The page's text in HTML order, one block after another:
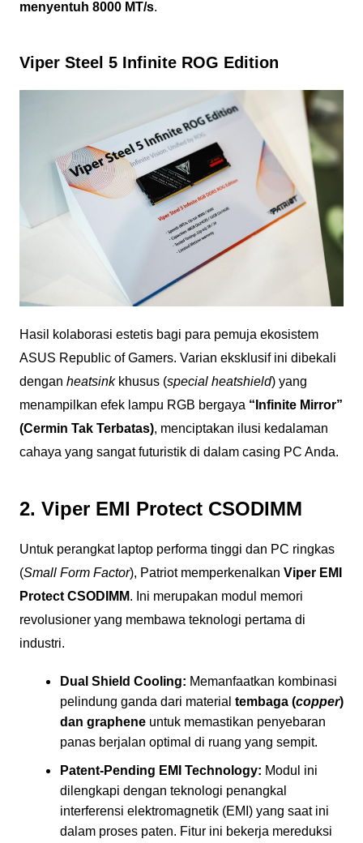
menyentuh 8000 MT/s.
Viper Steel 5 Infinite ROG Edition
Hasil kolaborasi estetis bagi para pemuja ekosistem
ASUS Republic of Gamers. Varian eksklusif ini dibekali
dengan heatsinkkhusus (special heatshield) yang
menampilkan efek lampu RGB bergaya “Infinite Mirror”
(Cermin Tak Terbatas), menciptakan ilusi kedalaman
cahaya yang sangat futuristik di dalam casing PC Anda.
2. Viper EMI Protect CSODIMM
Untuk perangkat laptop performa tinggi dan PC ringkas
(Small Form Factor), Patriot memperkenalkan Viper EMI
Protect CSODIMM. Ini merupakan modul memori
revolusioner yang membawa teknologi pertama di
industri.
Dual Shield Cooling: Memanfaatkan kombinasi
pelindung ganda dari material tembaga (copper)
dan grapheneuntuk memastikan penyebaran
panas berjalan optimal di ruang yang sempit.
Patent-Pending EMI Technology: Modul ini
dilengkapi dengan teknologi penangkal
interferensi elektromagnetik (EMI) yang saat ini
dalam proses paten. Fitur ini bekerja mereduksi